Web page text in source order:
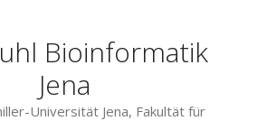
Bioinformatik
Jena
Universität Jena, Fakultät für